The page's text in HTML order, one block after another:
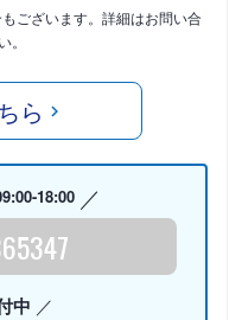
ございます。詳細はお問い合
。
ら
18:00
中